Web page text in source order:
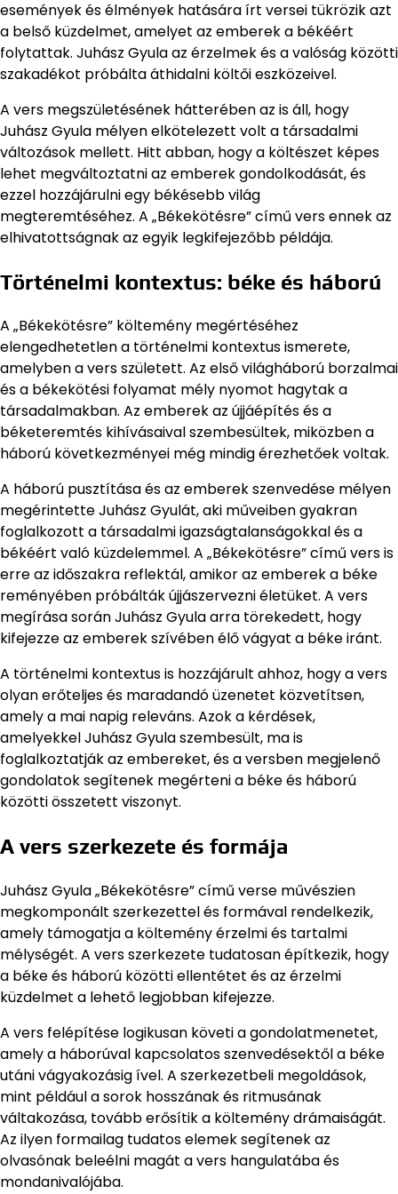
események és élmények hatására írt versei tükrözik azt
a belső küzdelmet, amelyet az emberek a békéért
folytattak. Juhász Gyula az érzelmek és a valóság közötti
szakadékot próbálta áthidalni költői eszközeivel.
A vers megszületésének hátterében az is áll, hogy
Juhász Gyula mélyen elkötelezett volt a társadalmi
változások mellett. Hitt abban, hogy a költészet képes
lehet megváltoztatni az emberek gondolkodását, és
ezzel hozzájárulni egy békésebb világ
megteremtéséhez. A „Békekötésre” című vers ennek az
elhivatottságnak az egyik legkifejezőbb példája.
Történelmi kontextus: béke és háború
A „Békekötésre” költemény megértéséhez
elengedhetetlen a történelmi kontextus ismerete,
amelyben a vers született. Az első világháború borzalmai
és a békekötési folyamat mély nyomot hagytak a
társadalmakban. Az emberek az újjáépítés és a
béketeremtés kihívásaival szembesültek, miközben a
háború következményei még mindig érezhetőek voltak.
A háború pusztítása és az emberek szenvedése mélyen
megérintette Juhász Gyulát, aki műveiben gyakran
foglalkozott a társadalmi igazságtalanságokkal és a
békéért való küzdelemmel. A „Békekötésre” című vers is
erre az időszakra reflektál, amikor az emberek a béke
reményében próbálták újjászervezni életüket. A vers
megírása során Juhász Gyula arra törekedett, hogy
kifejezze az emberek szívében élő vágyat a béke iránt.
A történelmi kontextus is hozzájárult ahhoz, hogy a vers
olyan erőteljes és maradandó üzenetet közvetítsen,
amely a mai napig releváns. Azok a kérdések,
amelyekkel Juhász Gyula szembesült, ma is
foglalkoztatják az embereket, és a versben megjelenő
gondolatok segítenek megérteni a béke és háború
közötti összetett viszonyt.
A vers szerkezete és formája
Juhász Gyula „Békekötésre” című verse művészien
megkomponált szerkezettel és formával rendelkezik,
amely támogatja a költemény érzelmi és tartalmi
mélységét. A vers szerkezete tudatosan építkezik, hogy
a béke és háború közötti ellentétet és az érzelmi
küzdelmet a lehető legjobban kifejezze.
A vers felépítése logikusan követi a gondolatmenetet,
amely a háborúval kapcsolatos szenvedésektől a béke
utáni vágyakozásig ível. A szerkezetbeli megoldások,
mint például a sorok hosszának és ritmusának
váltakozása, tovább erősítik a költemény drámaiságát.
Az ilyen formailag tudatos elemek segítenek az
olvasónak beleélni magát a vers hangulatába és
mondanivalójába.